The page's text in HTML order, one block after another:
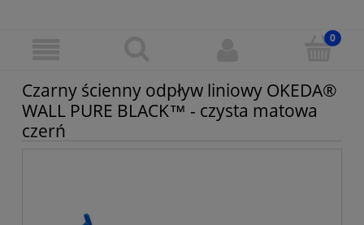
Czarny ścienny odpływ liniowy OKEDA®
WALL PURE BLACK™ - czysta matowa
czerń